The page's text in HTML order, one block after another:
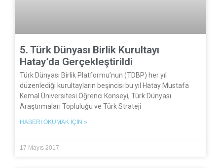
5. Türk Dünyası Birlik Kurultayı
Hatay’da Gerçekleştirildi
Türk Dünyası Birlik Platformu’nun (TDBP) her yıl
düzenlediği kurultayların beşincisi bu yıl Hatay Mustafa
Kemal Üniversitesi Öğrenci Konseyi, Türk Dünyası
Araştırmaları Topluluğu ve Türk Strateji
HABERI OKUMAK İÇIN »
17 Mayıs 2017